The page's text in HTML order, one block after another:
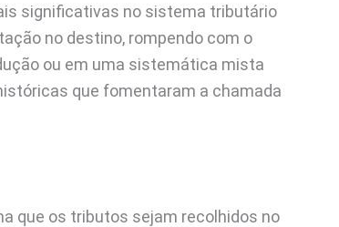
significativas no sistema tributário
no destino, rompendo com o
ou em uma sistemática mista
que fomentaram a chamada
que os tributos sejam recolhidos no